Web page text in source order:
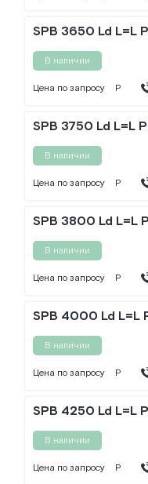
SPB 3650 Ld L=L
В наличии
Цена по запросу Р
SPB 3750 Ld L=L
В наличии
Цена по запросу Р
SPB 3800 Ld L=L
В наличии
Цена по запросу Р
SPB 4000 Ld L=L
В наличии
Цена по запросу Р
SPB 4250 Ld L=L
В наличии
Цена по запросу Р